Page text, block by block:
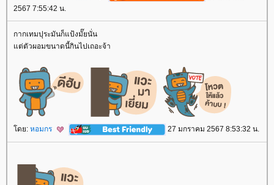
2567 7:55:42 น.
กากเทมปุระมันก็แป้งมั๊ยนั่น
ต่ตัวผอมขนาดนี้กินไปเถอะจ้า
ดย: หอมกร 27 มกราคม 2567 8:53:32 น.